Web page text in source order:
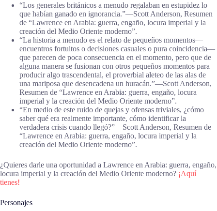
“Los generales británicos a menudo regalaban en estupidez lo
que habían ganado en ignorancia.”―Scott Anderson, Resumen
de “Lawrence en Arabia: guerra, engaño, locura imperial y la
creación del Medio Oriente moderno”.
“La historia a menudo es el relato de pequeños momentos—
encuentros fortuitos o decisiones casuales o pura coincidencia—
que parecen de poca consecuencia en el momento, pero que de
alguna manera se fusionan con otros pequeños momentos para
producir algo trascendental, el proverbial aleteo de las alas de
una mariposa que desencadena un huracán.”―Scott Anderson,
Resumen de “Lawrence en Arabia: guerra, engaño, locura
imperial y la creación del Medio Oriente moderno”.
“En medio de este ruido de quejas y ofensas triviales, ¿cómo
saber qué era realmente importante, cómo identificar la
verdadera crisis cuando llegó?”―Scott Anderson, Resumen de
“Lawrence en Arabia: guerra, engaño, locura imperial y la
creación del Medio Oriente moderno”.
¿Quieres darle una oportunidad a Lawrence en Arabia: guerra, engaño,
locura imperial y la creación del Medio Oriente moderno? ¡Aquí
tienes!
Personajes